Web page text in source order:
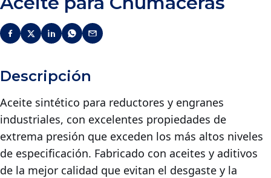
Descripción
Aceite sintético para reductores y engranes
industriales, con excelentes propiedades de
extrema presión que exceden los más altos niveles
de especificación. Fabricado con aceites y aditivos
de la mejor calidad que evitan el desgaste y la